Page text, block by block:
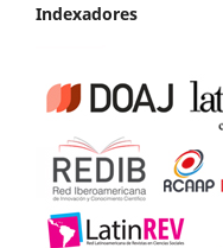
Indexadores